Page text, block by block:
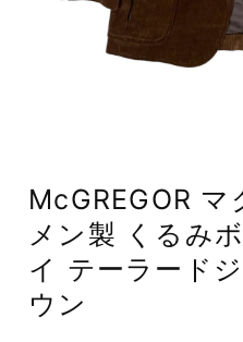
McGREGOR マ
メン製 くるみ
イ テーラード
ウン